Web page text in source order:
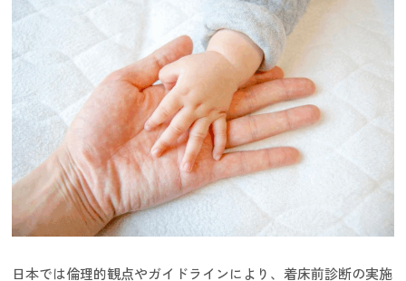
日本では倫理的観点やガイドラインにより、着床前診断の実施